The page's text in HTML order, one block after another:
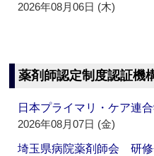
2026年08月06日 (木)
薬剤師認定制度認証機
日本プライマリ・ケア
2026年08月07日 (金)
埼玉県病院薬剤師会 研